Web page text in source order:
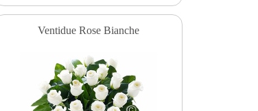
Ventidue Rose Bianche